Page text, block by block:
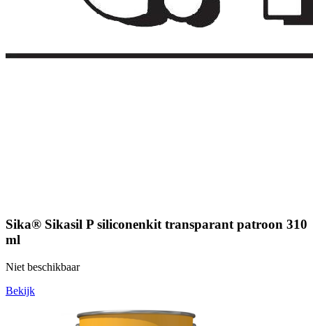
Sika® Sikasil P siliconenkit transparant patroon 310
ml
Niet beschikbaar
Bekijk